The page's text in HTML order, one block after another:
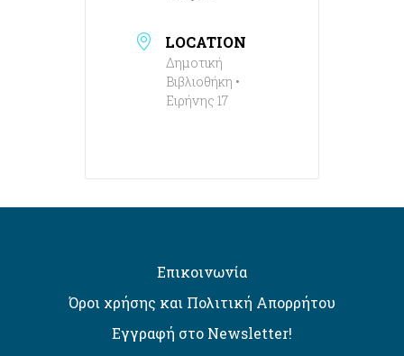
LOCATION
Δημοτική
Βιβλιοθήκη •
Ειρήνης 17
Επικοινωνία
Όροι χρήσης και Πολιτική Απορρήτου
Εγγραφή στο Newsletter!